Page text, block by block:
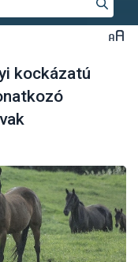
kockázatú